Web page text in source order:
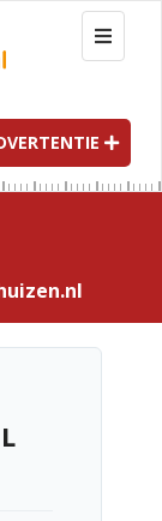
T
o
g
l
e
n
a
t